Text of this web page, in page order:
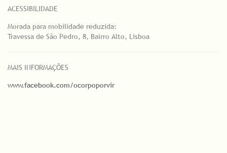
ACESSIBILIDADE
Morada para mobilidade reduzida:
Travessa de São Pedro, 8, Bairro Alto, Lisboa
MAIS INFORMAÇÕES
www.facebook.com/ocorpoporvir